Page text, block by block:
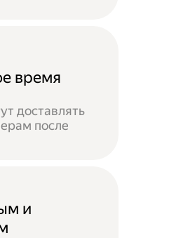
время
доставлять
после
и